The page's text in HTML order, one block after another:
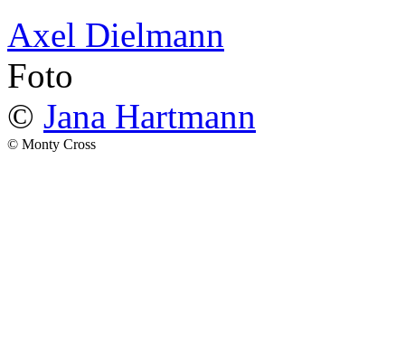
Axel Dielmann
Foto
© Jana Hartmann
© Monty Cross